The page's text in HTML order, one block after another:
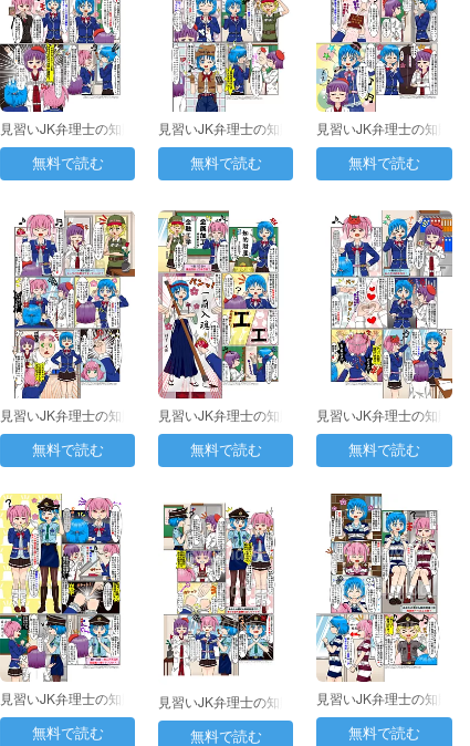
見習いJK弁理士の知財
日誌 第1日目：…
無料で読む
見習いJK弁理士の知財
日誌 第２日目：…
無料で読む
見習いJK弁理士の知財
日誌 第３日目：…
無料で読む
見習いJK弁理士の知財
日誌 第６日目：…
無料で読む
見習いJK弁理士の知財
日誌 第７日目：…
無料で読む
見習いJK弁理士の知財
日誌 第８日目：…
無料で読む
見習いJK弁理士の知財
日誌 第11日目：…
無料で読む
見習いJK弁理士の知財
日誌 第12日目：…
無料で読む
見習いJK弁理士の知財
日誌 第13日目：…
無料で読む